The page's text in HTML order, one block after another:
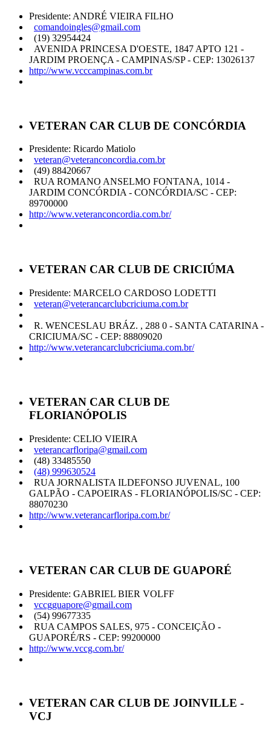
Presidente: ANDRÉ VIEIRA FILHO
comandoingles@gmail.com
(19) 32954424
AVENIDA PRINCESA D'OESTE, 1847 APTO 121 -
JARDIM PROENÇA - CAMPINAS/SP - CEP: 13026137
http://www.vcccampinas.com.br
VETERAN CAR CLUB DE CONCÓRDIA
Presidente: Ricardo Matiolo
veteran@veteranconcordia.com.br
(49) 88420667
RUA ROMANO ANSELMO FONTANA, 1014 -
JARDIM CONCÓRDIA - CONCÓRDIA/SC - CEP:
89700000
http://www.veteranconcordia.com.br/
VETERAN CAR CLUB DE CRICIÚMA
Presidente: MARCELO CARDOSO LODETTI
veteran@veterancarclubcriciuma.com.br
R. WENCESLAU BRÁZ. , 288 0 - SANTA CATARINA -
CRICIUMA/SC - CEP: 88809020
http://www.veterancarclubcriciuma.com.br/
VETERAN CAR CLUB DE
FLORIANÓPOLIS
Presidente: CELIO VIEIRA
veterancarfloripa@gmail.com
(48) 33485550
(48) 999630524
RUA JORNALISTA ILDEFONSO JUVENAL, 100
GALPÃO - CAPOEIRAS - FLORIANÓPOLIS/SC - CEP:
88070230
http://www.veterancarfloripa.com.br/
VETERAN CAR CLUB DE GUAPORÉ
Presidente: GABRIEL BIER VOLFF
vccgguapore@gmail.com
(54) 99677335
RUA CAMPOS SALES, 975 - CONCEIÇÃO -
GUAPORÉ/RS - CEP: 99200000
http://www.vccg.com.br/
VETERAN CAR CLUB DE JOINVILLE -
VCJ